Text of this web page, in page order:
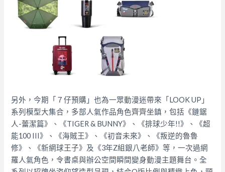
另外，今期「７仔預購」也為一眾動漫迷帶來「LOOK UP」
系列模型大集合，多部人氣作品角色齊齊坐鎮，包括《鏈鋸
人-蕾潔篇》、《TIGER & BUNNY》、《排球少年!!》、《超
能100 III》、《海賊王》、《初音未來》、《叛逆的魯魯
修》、《新網球王子》及《3年Z組銀八老師》等，一次過網
羅人氣角色，令書桌與辦公空間瞬間變身動漫主題舞台。全